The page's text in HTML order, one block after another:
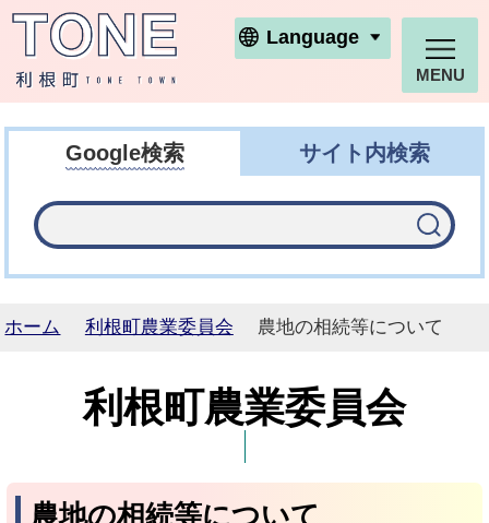
利根町ホームページ
Language
MENU
Google検索 サイト内検索
ホーム 利根町農業委員会 農地の相続等について
利根町農業委員会
農地の相続等について